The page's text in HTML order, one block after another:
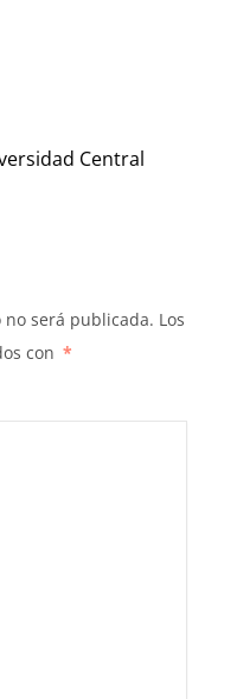
Central
será publicada. Los
con *